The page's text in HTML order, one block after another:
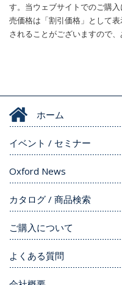
す。当ウェブサイトでのご購
売価格は「割引価格」として
されることがございますので、
ホーム
イベント / セミナー
Oxford News
カタログ / 商品検索
ご購入について
よくある質問